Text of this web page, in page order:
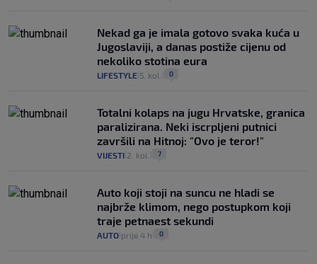
Nekad ga je imala gotovo svaka kuća u
Jugoslaviji, a danas postiže cijenu od
nekoliko stotina eura
LIFESTYLE 5. kol. 0
Totalni kolaps na jugu Hrvatske, granica
paralizirana. Neki iscrpljeni putnici
završili na Hitnoj: "Ovo je teror!"
VIJESTI 2. kol. 7
Auto koji stoji na suncu ne hladi se
najbrže klimom, nego postupkom koji
traje petnaest sekundi
AUTO prije 4 h 0